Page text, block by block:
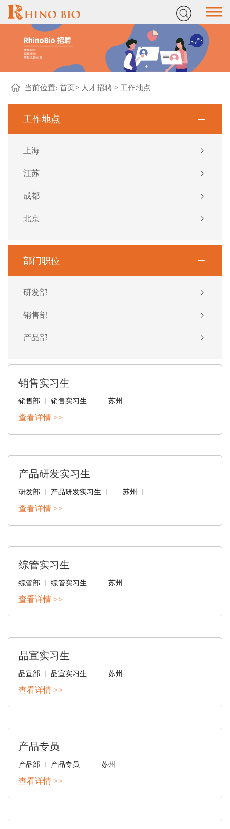
当前位置: 首页> 人才招聘 > 工作地点
工作地点
上海
江苏
成都
北京
部门职位
研发部
销售部
产品部
销售实习生
销售部 销售实习生 苏州
查看详情 >>
产品研发实习生
研发部 产品研发实习生 苏州
查看详情 >>
综管实习生
综管部 综管实习生 苏州
查看详情 >>
品宣实习生
品宣部 品宣实习生 苏州
查看详情 >>
产品专员
产品部 产品专员 苏州
查看详情 >>